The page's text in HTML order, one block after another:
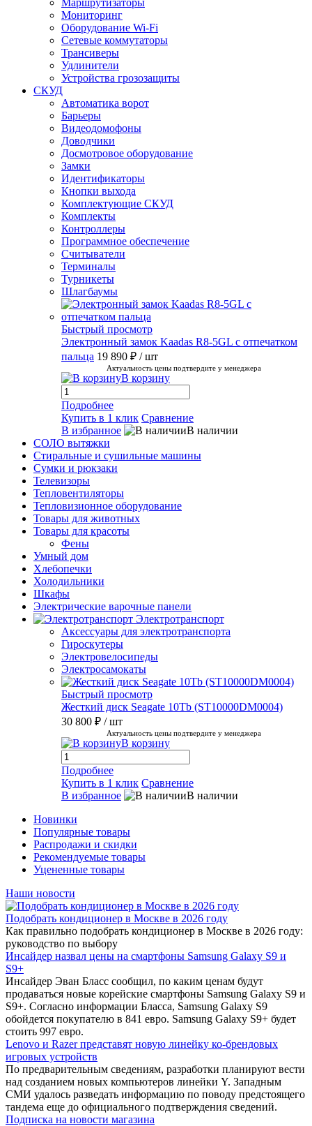
Маршрутизаторы
Мониторинг
Оборудование Wi-Fi
Сетевые коммутаторы
Трансиверы
Удлинители
Устройства грозозащиты
СКУД
Автоматика ворот
Барьеры
Видеодомофоны
Доводчики
Досмотровое оборудование
Замки
Идентификаторы
Кнопки выхода
Комплектующие СКУД
Комплекты
Контроллеры
Программное обеспечение
Считыватели
Терминалы
Турникеты
Шлагбаумы
Быстрый просмотр
Электронный замок Kaadas R8-5GL с отпечатком
пальца 19 890 ₽ / шт
Актуальность цены подтвердите у менеджера
В корзину
Подробнее
Купить в 1 клик Сравнение
В избранное
В наличии
СОЛО вытяжки
Стиральные и сушильные машины
Сумки и рюкзаки
Телевизоры
Тепловентиляторы
Тепловизионное оборудование
Товары для животных
Товары для красоты
Фены
Умный дом
Хлебопечки
Холодильники
Шкафы
Электрические варочные панели
Электротранспорт
Аксессуары для электротранспорта
Гироскутеры
Электровелосипеды
Электросамокаты
Быстрый просмотр
Жесткий диск Seagate 10Tb (ST10000DM0004)
30 800 ₽ / шт
Актуальность цены подтвердите у менеджера
В корзину
Подробнее
Купить в 1 клик Сравнение
В избранное
В наличии
Новинки
Популярные товары
Распродажи и скидки
Рекомендуемые товары
Уцененные товары
Наши новости
Подобрать кондиционер в Москве в 2026 году
Как правильно подобрать кондиционер в Москве в 2026 году:
руководство по выбору
Инсайдер назвал цены на смартфоны Samsung Galaxy S9 и
S9+
Инсайдер Эван Бласс сообщил, по каким ценам будут
продаваться новые корейские смартфоны Samsung Galaxy S9 и
S9+. Согласно информации Бласса, Samsung Galaxy S9
обойдется покупателю в 841 евро. Samsung Galaxy S9+ будет
стоить 997 евро.
Lenovo и Razer представят новую линейку ко-брендовых
игровых устройств
По предварительным сведениям, разработки планируют вести
над созданием новых компьютеров линейки Y. Западным
СМИ удалось разведать информацию по поводу предстоящего
тандема еще до официального подтверждения сведений.
Подписка на новости магазина